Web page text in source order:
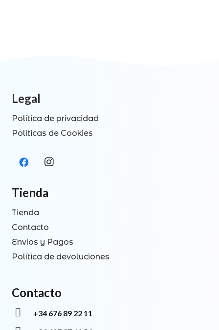
Legal
Política de privacidad
Políticas de Cookies
Tienda
Tienda
Contacto
Envíos y Pagos
Política de devoluciones
Contacto
+34 676 89 22 11